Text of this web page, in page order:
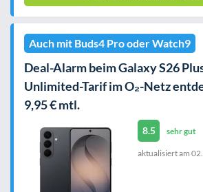
Auch mit Buds4 Pro oder Watch9
Deal-Alarm beim Galaxy S26
Unlimited-Tarif im O₂-Netz
9,95 € mtl.
8.5 sehr gut
aktualisiert am